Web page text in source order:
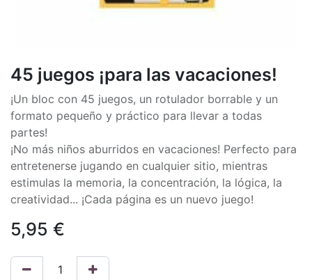
45 juegos ¡para las vacaciones!
¡Un bloc con 45 juegos, un rotulador borrable y un
formato pequeño y práctico para llevar a todas
partes!
¡No más niños aburridos en vacaciones! Perfecto para
entretenerse jugando en cualquier sitio, mientras
estimulas la memoria, la concentración, la lógica, la
creatividad... ¡Cada página es un nuevo juego!
5,95 €